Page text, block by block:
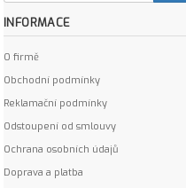
INFORMACE
O firmě
Obchodní podmínky
Reklamační podmínky
Odstoupení od smlouvy
Ochrana osobních údajů
Doprava a platba